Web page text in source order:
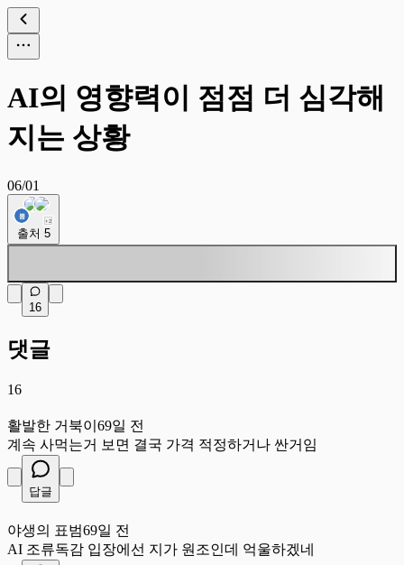
AI의 영향력이 점점 더 심각해
지는 상황
06/01
+2
출처 5
16
댓글
16
활발한 거북이 69일 전
계속 사먹는거 보면 결국 가격 적정하거나 싼거임
답글
야생의 표범69일 전
AI 조류독감 입장에선 지가 원조인데 억울하겠네